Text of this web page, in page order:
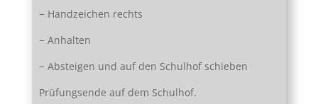
− Handzeichen rechts
− Anhalten
− Absteigen und auf den Schulhof schieben
Prüfungsende auf dem Schulhof.